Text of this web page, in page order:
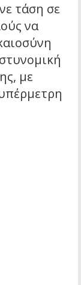
τάση σε
να
με